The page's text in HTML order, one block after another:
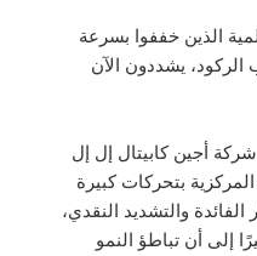
الذين خففوا بسرعة
الركود، يشددون الآن
أجين كابيتال إل إل
بتحركات كبيرة
والتشديد النقدي،
إلى أن تباطؤ النمو